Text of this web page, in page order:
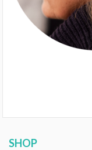
SHOP